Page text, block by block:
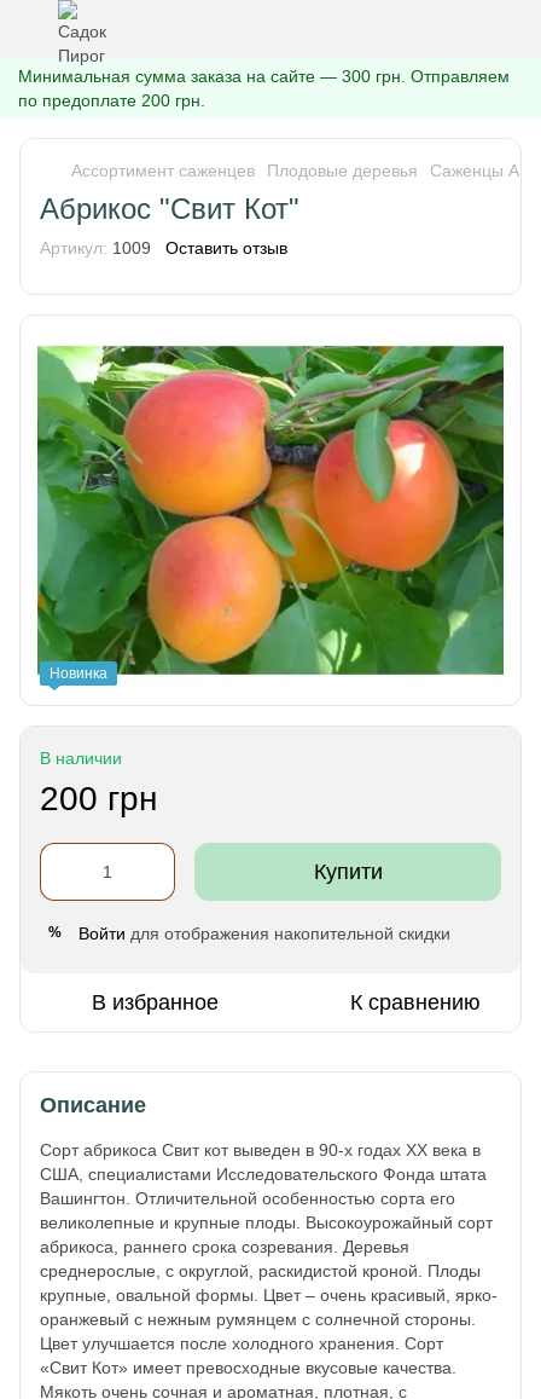
Минимальная сумма заказа на сайте — 300 грн. Отправляем
по предоплате 200 грн.
Ассортимент саженцев Плодовые деревья Саженцы
Абрикос "Свит Кот"
Артикул: 1009 Оставить отзыв
Новинка
В наличии
200 грн
Купити
% Войти для отображения накопительной скидки
В избранное К сравнению
Описание
Сорт абрикоса Свит кот выведен в 90-х годах XX века в
США, специалистами Исследовательского Фонда штата
Вашингтон. Отличительной особенностью сорта его
великолепные и крупные плоды. Высокоурожайный сорт
абрикоса, раннего срока созревания. Деревья
среднерослые, с округлой, раскидистой кроной. Плоды
крупные, овальной формы. Цвет – очень красивый, ярко-
оранжевый с нежным румянцем с солнечной стороны.
Цвет улучшается после холодного хранения. Сорт
«Свит Кот» имеет превосходные вкусовые качества.
Мякоть очень сочная и ароматная, плотная, с